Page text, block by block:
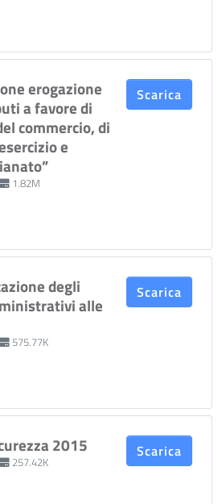
erogazione
a favore di
commercio, di
e
1.82M
Scarica
degli
alle
575.77K
Scarica
2015
257.42K
Scarica